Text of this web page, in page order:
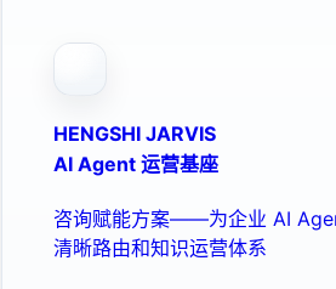
HENGSHI JARVIS
AI Agent 运营基座
咨询赋能方案——为企业 AI
清晰路由和知识运营体系